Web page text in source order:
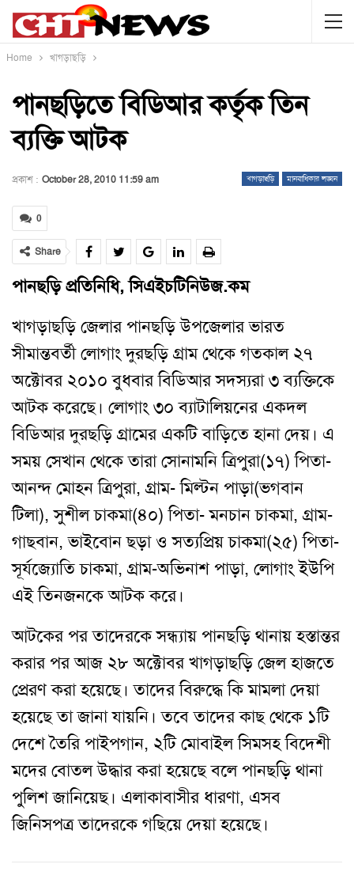
Home খাগড়াছড়ি
পানছড়িতে বিডিআর কর্তৃক তিন
ব্যক্তি আটক
খাগড়াছড়ি মানবাধিকার লঙ্ঘন
প্রকাশ : October 28, 2010 11:59 am
0
Share
পানছড়ি প্রতিনিধি, সিএইচটিনিউজ.কম
খাগড়াছড়ি জেলার পানছড়ি উপজেলার ভারত
সীমান্তবর্তী লোগাং দুরছড়ি গ্রাম থেকে গতকাল ২৭
অক্টোবর ২০১০ বুধবার বিডিআর সদস্যরা ৩ ব্যক্তিকে
আটক করেছে। লোগাং ৩০ ব্যাটালিয়নের একদল
বিডিআর দুরছড়ি গ্রামের একটি বাড়িতে হানা দেয়। এ
সময় সেখান থেকে তারা সোনামনি ত্রিপুরা(১৭) পিতা-
আনন্দ মোহন ত্রিপুরা, গ্রাম- মিল্টন পাড়া(ভগবান
টিলা), সুশীল চাকমা(৪০) পিতা- মনচান চাকমা, গ্রাম-
গাছবান, ভাইবোন ছড়া ও সত্যপ্রিয় চাকমা(২৫) পিতা-
সূর্যজ্যোতি চাকমা, গ্রাম-অভিনাশ পাড়া, লোগাং ইউপি
এই তিনজনকে আটক করে।
আটকের পর তাদেরকে সন্ধ্যায় পানছড়ি থানায় হস্তান্তর
করার পর আজ ২৮ অক্টোবর খাগড়াছড়ি জেল হাজতে
প্রেরণ করা হয়েছে। তাদের বিরুদ্ধে কি মামলা দেয়া
হয়েছে তা জানা যায়নি। তবে তাদের কাছ থেকে ১টি
দেশে তৈরি পাইপগান, ২টি মোবাইল সিমসহ বিদেশী
মদের বোতল উদ্ধার করা হয়েছে বলে পানছড়ি থানা
পুলিশ জানিয়েছ। এলাকাবাসীর ধারণা, এসব
জিনিসপত্র তাদেরকে গছিয়ে দেয়া হয়েছে।